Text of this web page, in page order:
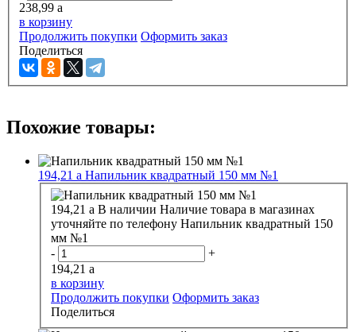
238,99 a
в корзину
Продолжить покупки Оформить заказ
Поделиться
Похожие товары:
194,21 a Напильник квадратный 150 мм №1
194,21 a В наличии Наличие товара в магазинах
уточняйте по телефону Напильник квадратный 150
мм №1
-
+
194,21 a
в корзину
Продолжить покупки Оформить заказ
Поделиться